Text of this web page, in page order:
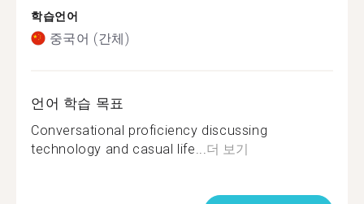
학습언어
중국어 (간체)
언어 학습 목표
Conversational proficiency discussing
technology and casual life... 더 보기